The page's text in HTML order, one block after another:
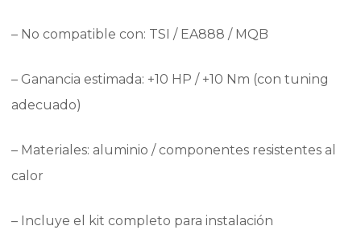
– No compatible con: TSI / EA888 / MQB
– Ganancia estimada: +10 HP / +10 Nm (con tuning
adecuado)
– Materiales: aluminio / componentes resistentes al
calor
– Incluye el kit completo para instalación